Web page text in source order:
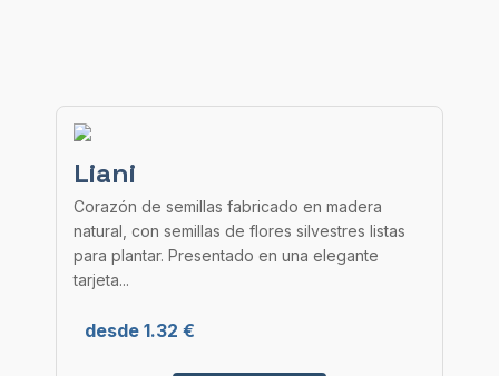
Liani
Corazón de semillas fabricado en madera
natural, con semillas de flores silvestres listas
para plantar. Presentado en una elegante
tarjeta...
desde 1.32 €